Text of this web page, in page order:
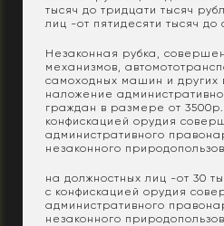
тысяч до тридцати тысяч
лиц -от пятидесяти тысяч до
Незаконная рубка,
механизмов,
самоходных машин и других
наложение
граждан в размере от
конфискацией орудия
административного
незаконного
на должностных лиц -от 30
с конфискацией орудия
административного
незаконного